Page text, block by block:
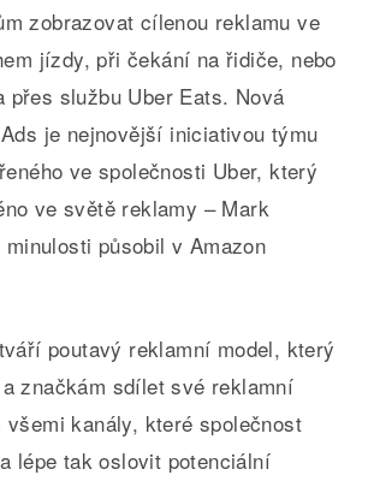
zobrazovat cílenou reklamu ve
jízdy, při čekání na řidiče, nebo
službu Uber Eats. Nová
je nejnovější iniciativou týmu
ve společnosti Uber, který
ve světě reklamy – Mark
působil v Amazon
poutavý reklamní model, který
značkám sdílet své reklamní
všemi kanály, které společnost
lépe tak oslovit potenciální